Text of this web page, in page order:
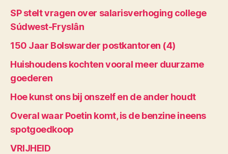
SP stelt vragen over salarisverhoging college
Súdwest-Fryslân
150 Jaar Bolswarder postkantoren (4)
Huishoudens kochten vooral meer duurzame
goederen
Hoe kunst ons bij onszelf en de ander houdt
Overal waar Poetin komt, is de benzine ineens
spotgoedkoop
VRIJHEID